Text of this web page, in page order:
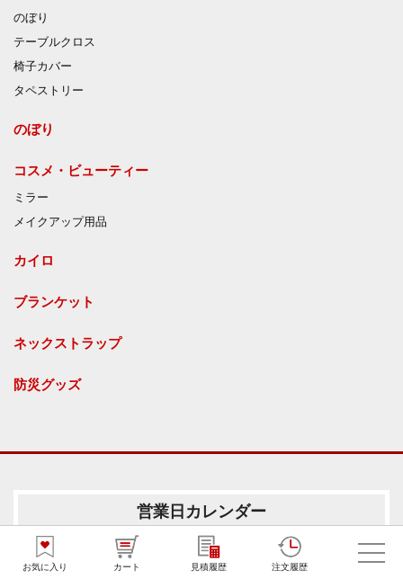
お気に入り カート 見積履歴 注文履歴
のぼり
テーブルクロス
椅子カバー
タペストリー
のぼり
コスメ・ビューティー
ミラー
メイクアップ用品
カイロ
ブランケット
ネックストラップ
防災グッズ
営業日カレンダー
営業時間（平日） 9:30～18:00